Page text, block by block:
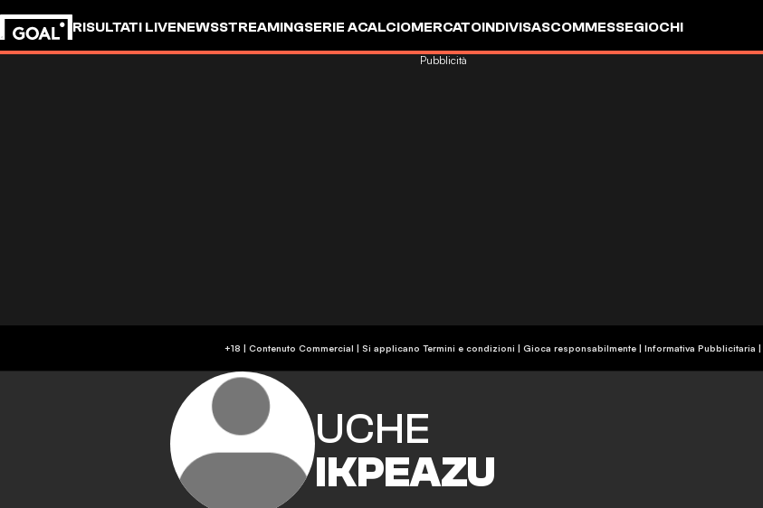
RISULTATI LIVENEWSSTREAMINGSERIE ACALCIOMERCATOINDIVISASCOMMESSEGIOCHI
+18 | Contenuto Commercial | Si applicano Termini e condizioni | Gioca responsabilmente| Informativa Pubblicitaria |
Pubblicità
UCHE
IKPEAZU